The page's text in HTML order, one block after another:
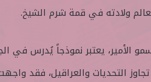
ولادته في قمة شرم الشيخ.
الأمير، يعتبر نموذجاً يُدرس في
التحديات والعراقيل، فقد